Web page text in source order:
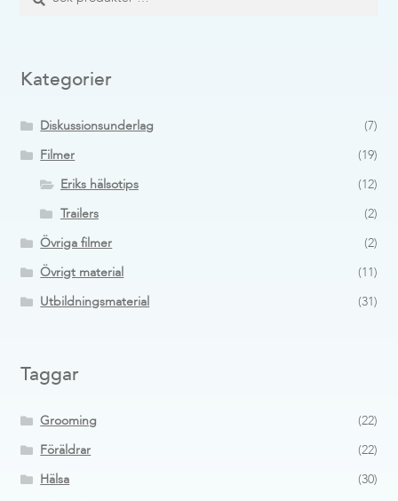
efter:
Kategorier
Diskussionsunderlag (7)
Filmer (19)
Eriks hälsotips (12)
Trailers (2)
Övriga filmer (2)
Övrigt material (11)
Utbildningsmaterial (31)
Taggar
Grooming (22)
Föräldrar (22)
Hälsa (30)